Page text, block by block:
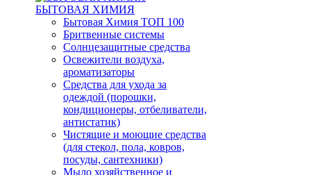
БЫТОВАЯ ХИМИЯ
Бытовая Химия ТОП 100
Бритвенные системы
Солнцезащитные средства
Освежители воздуха,
ароматизаторы
Средства для ухода за
одеждой (порошки,
кондиционеры, отбеливатели,
антистатик)
Чистящие и моющие средства
(для стекол, пола, ковров,
посуды, сантехники)
Мыло хозяйственное и